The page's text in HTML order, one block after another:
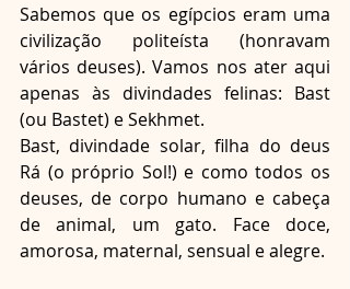
Sabemos que os egípcios eram uma
civilização politeísta (honravam
vários deuses). Vamos nos ater aqui
apenas às divindades felinas: Bast
(ou Bastet) e Sekhmet.
Bast, divindade solar, filha do deus
Rá (o próprio Sol!) e como todos os
deuses, de corpo humano e cabeça
de animal, um gato. Face doce,
amorosa, maternal, sensual e alegre.